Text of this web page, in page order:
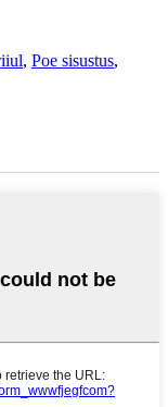
, Poe sisustus,